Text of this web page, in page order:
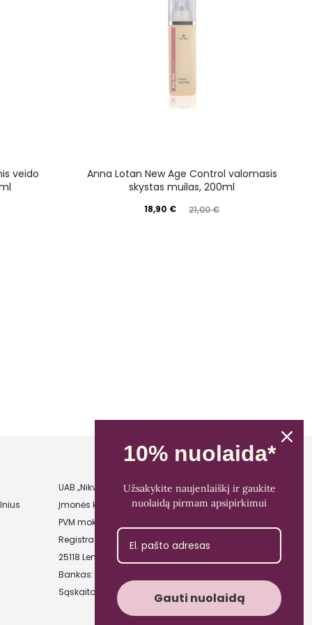
veido
Anna Lotan New Age Control valomasis
skystas muilas, 200ml
21,00€
18,90 €
UAB „Nikvera”
Įmonės kodas: 303481944
PVM mokėtojo kodas: LT100011828014
Registracijos adresas: Bažnyčios g. 23-36,
25118 Lentvaris, Trakų r.
Bankas: Paysera LT
Sąskaitos Nr.: LT89 3500 0100 0165 5773
10% nuolaida*
Užsakykite naujenlaiškį ir gaukite
nuolaidą pirmam apsipirkimui
Gauti nuolaidą